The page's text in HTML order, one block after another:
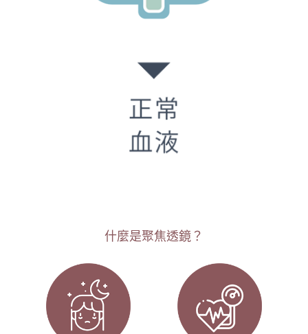
什麼是聚焦透鏡？